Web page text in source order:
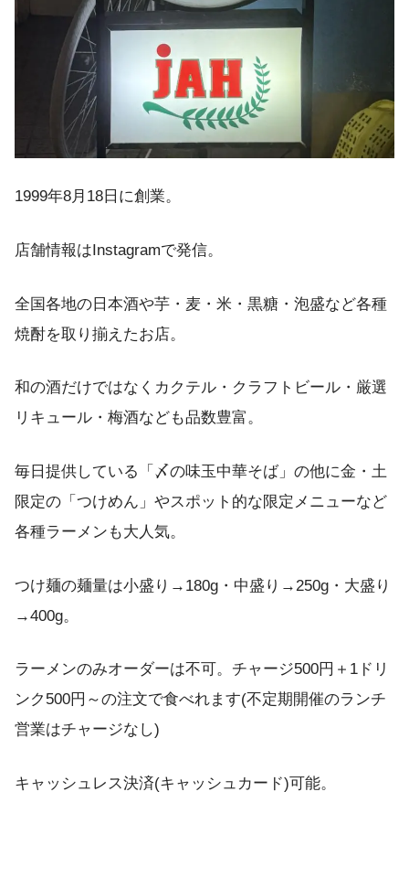
1999年8月18日に創業。
店舗情報はInstagramで発信。
全国各地の日本酒や芋・麦・米・黒糖・泡盛など各種
焼酎を取り揃えたお店。
和の酒だけではなくカクテル・クラフトビール・厳選
リキュール・梅酒なども品数豊富。
毎日提供している「〆の味玉中華そば」の他に金・土
限定の「つけめん」やスポット的な限定メニューなど
各種ラーメンも大人気。
つけ麺の麺量は小盛り→180g・中盛り→250g・大盛り
→400g。
ラーメンのみオーダーは不可。チャージ500円＋1ドリ
ンク500円～の注文で食べれます(不定期開催のランチ
営業はチャージなし)
キャッシュレス決済(キャッシュカード)可能。